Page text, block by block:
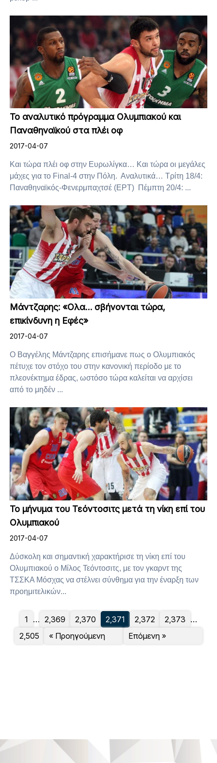
Το αναλυτικό πρόγραμμα Ολυμπιακού και
Παναθηναϊκού στα πλέι οφ
2017-04-07
Και τώρα πλέι οφ στην Ευρωλίγκα… Και τώρα οι μεγάλες
μάχες για το Final-4 στην Πόλη. Αναλυτικά… Τρίτη 18/4:
Παναθηναϊκός-Φενερμπαχτσέ (ΕΡΤ) Πέμπτη 20/4: ...
Μάντζαρης: «Ολα… σβήνονται τώρα,
επικίνδυνη η Εφές»
2017-04-07
Ο Βαγγέλης Μάντζαρης επισήμανε πως ο Ολυμπιακός
πέτυχε τον στόχο του στην κανονική περίοδο με το
πλεονέκτημα έδρας, ωστόσο τώρα καλείται να αρχίσει
από το μηδέν ...
Το μήνυμα του Τεόντοσιτς μετά τη νίκη επί του
Ολυμπιακού
2017-04-07
Δύσκολη και σημαντική χαρακτήρισε τη νίκη επί του
Ολυμπιακού ο Μίλος Τεόντοσιτς, με τον γκαρντ της
ΤΣΣΚΑ Μόσχας να στέλνει σύνθημα για την έναρξη των
προημιτελικών...
« Προηγούμενη
1 … 2,369 2,370 2,371 2,372 2,373 …
2,505
Επόμενη »